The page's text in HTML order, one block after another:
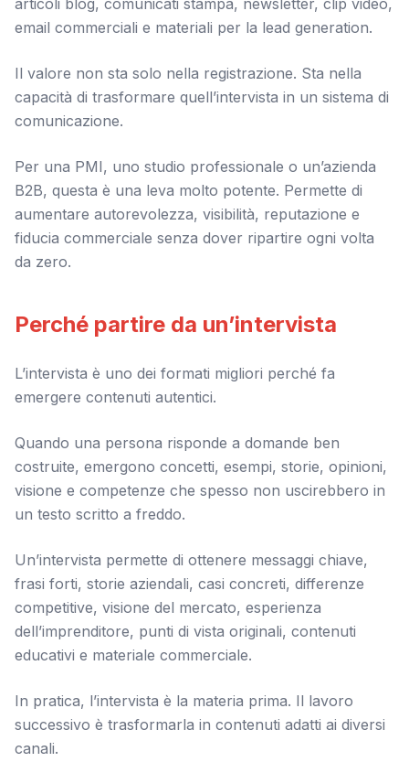
articoli blog, comunicati stampa, newsletter, clip video,
email commerciali e materiali per la lead generation.
Il valore non sta solo nella registrazione. Sta nella
capacità di trasformare quell’intervista in un sistema di
comunicazione.
Per una PMI, uno studio professionale o un’azienda
B2B, questa è una leva molto potente. Permette di
aumentare autorevolezza, visibilità, reputazione e
fiducia commerciale senza dover ripartire ogni volta
da zero.
Perché partire da un’intervista
L’intervista è uno dei formati migliori perché fa
emergere contenuti autentici.
Quando una persona risponde a domande ben
costruite, emergono concetti, esempi, storie, opinioni,
visione e competenze che spesso non uscirebbero in
un testo scritto a freddo.
Un’intervista permette di ottenere messaggi chiave,
frasi forti, storie aziendali, casi concreti, differenze
competitive, visione del mercato, esperienza
dell’imprenditore, punti di vista originali, contenuti
educativi e materiale commerciale.
In pratica, l’intervista è la materia prima. Il lavoro
successivo è trasformarla in contenuti adatti ai diversi
canali.